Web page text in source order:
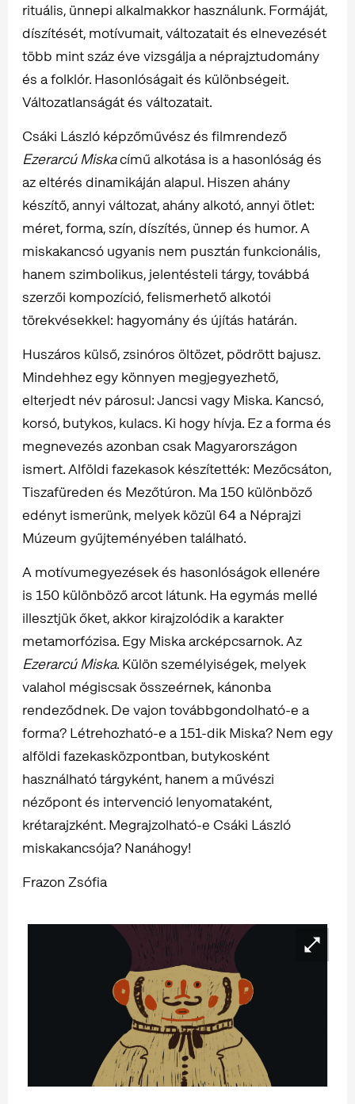
rituális, ünnepi alkalmakkor használunk. Formáját,
díszítését, motívumait, változatait és elnevezését
több mint száz éve vizsgálja a néprajztudomány
és a folklór. Hasonlóságait és különbségeit.
Változatlanságát és változatait.
Csáki László képzőművész és filmrendező
Ezerarcú Miskacímű alkotása is a hasonlóság és
az eltérés dinamikáján alapul. Hiszen ahány
készítő, annyi változat, ahány alkotó, annyi ötlet:
méret, forma, szín, díszítés, ünnep és humor. A
miskakancsó ugyanis nem pusztán funkcionális,
hanem szimbolikus, jelentésteli tárgy, továbbá
szerzői kompozíció, felismerhető alkotói
törekvésekkel: hagyomány és újítás határán.
Huszáros külső, zsinóros öltözet, pödrött bajusz.
Mindehhez egy könnyen megjegyezhető,
elterjedt név párosul: Jancsi vagy Miska. Kancsó,
korsó, butykos, kulacs. Ki hogy hívja. Ez a forma és
megnevezés azonban csak Magyarországon
ismert. Alföldi fazekasok készítették: Mezőcsáton,
Tiszafüreden és Mezőtúron. Ma 150 különböző
edényt ismerünk, melyek közül 64 a Néprajzi
Múzeum gyűjteményében található.
A motívumegyezések és hasonlóságok ellenére
is 150 különböző arcot látunk. Ha egymás mellé
illesztjük őket, akkor kirajzolódik a karakter
metamorfózisa. Egy Miska arcképcsarnok. Az
Ezerarcú Miska. Külön személyiségek, melyek
valahol mégiscsak összeérnek, kánonba
rendeződnek. De vajon továbbgondolható-e a
forma? Létrehozható-e a 151-dik Miska? Nem egy
alföldi fazekasközpontban, butykosként
használható tárgyként, hanem a művészi
nézőpont és intervenció lenyomataként,
krétarajzként. Megrajzolható-e Csáki László
miskakancsója? Nanáhogy!
Frazon Zsófia